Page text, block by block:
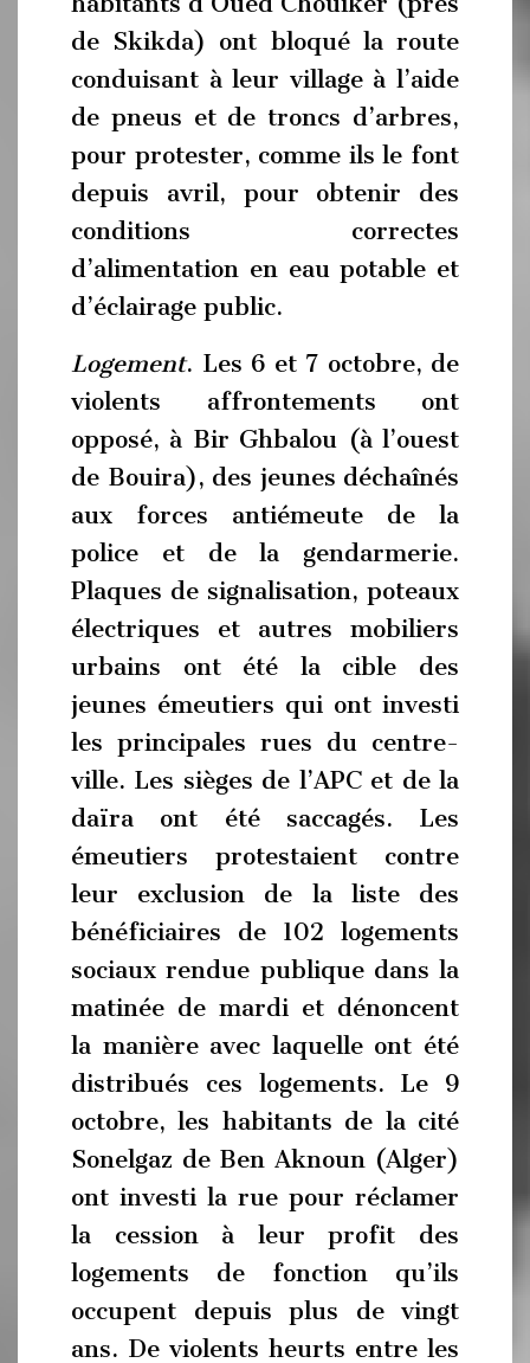
de Skikda) ont bloqué la route
conduisant à leur village à l’aide
de pneus et de troncs d’arbres,
pour protester, comme ils le font
depuis avril, pour obtenir des
conditions correctes
d’alimentation en eau potable et
d’éclairage public.
Logement. Les 6 et 7 octobre, de
violents affrontements ont
opposé, à Bir Ghbalou (à l’ouest
de Bouira), des jeunes déchaînés
aux forces antiémeute de la
police et de la gendarmerie.
Plaques de signalisation, poteaux
électriques et autres mobiliers
urbains ont été la cible des
jeunes émeutiers qui ont investi
les principales rues du centre-
ville. Les sièges de l’APC et de la
daïra ont été saccagés. Les
émeutiers protestaient contre
leur exclusion de la liste des
bénéficiaires de 102 logements
sociaux rendue publique dans la
matinée de mardi et dénoncent
la manière avec laquelle ont été
distribués ces logements. Le 9
octobre, les habitants de la cité
Sonelgaz de Ben Aknoun (Alger)
ont investi la rue pour réclamer
la cession à leur profit des
logements de fonction qu’ils
occupent depuis plus de vingt
ans. De violents heurts entre les